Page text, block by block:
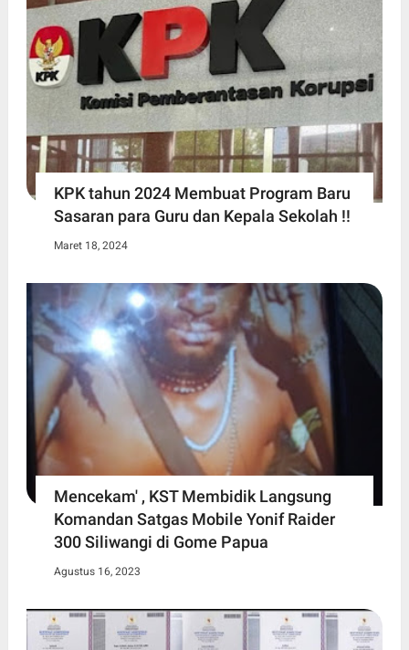
KPK tahun 2024 Membuat Program Baru
Sasaran para Guru dan Kepala Sekolah !!
Maret 18, 2024
Mencekam' , KST Membidik Langsung
Komandan Satgas Mobile Yonif Raider
300 Siliwangi di Gome Papua
Agustus 16, 2023